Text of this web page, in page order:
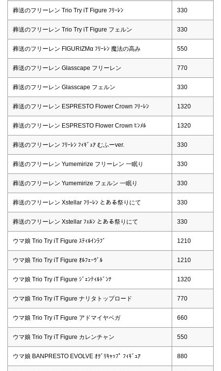
葬送のフリーレン Trio Try iT Figure ﾌﾘｰﾚﾝ 330
葬送のフリーレン Trio Try iT Figure フェルン 330
葬送のフリーレン FIGURIZMα ﾌﾘｰﾚﾝ 魔法の高み 550
葬送のフリーレン Glasscape フリーレン 770
葬送のフリーレン Glasscape フェルン 330
葬送のフリーレン ESPRESTO Flower Crown ﾌﾘｰﾚﾝ 1320
葬送のフリーレン ESPRESTO Flower Crown ﾋﾝﾒﾙ 1320
葬送のフリーレン ﾌﾘｰﾚﾝ ﾌｨｷﾞｭｱ むふーver. 330
葬送のフリーレン Yumemirize フリーレン 一眠り 330
葬送のフリーレン Yumemirize フェルン 一眠り 330
葬送のフリーレン Xstellar ﾌﾘｰﾚﾝ とある祭りにて 330
葬送のフリーレン Xstellar ﾌｪﾙﾝ とある祭りにて 330
ウマ娘 Trio Try iT Figure ｽﾃｨﾙｲﾝﾗﾌﾞ 1210
ウマ娘 Trio Try iT Figure ｵﾙﾌｪｰｳﾞﾙ 1210
ウマ娘 Trio Try iT Figure ｼﾞｪﾝﾃｨﾙﾄﾞﾝﾅ 1320
ウマ娘 Trio Try iT Figure ナリタトップロード 770
ウマ娘 Trio Try iT Figure アドマイヤベガ 660
ウマ娘 Trio Try iT Figure カレンチャン 550
ウマ娘 BANPRESTO EVOLVE ｵｸﾞﾘｷｬｯﾌﾟ ﾌｨｷﾞｭｱ 880